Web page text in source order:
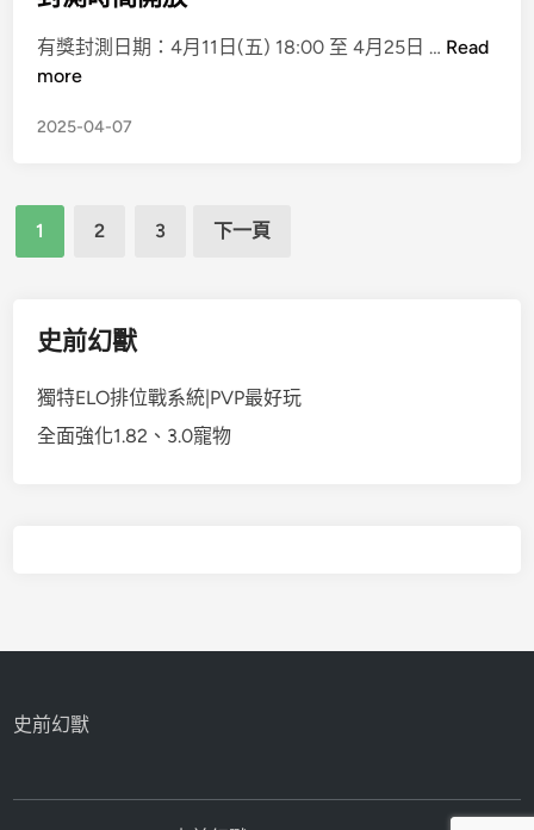
有獎封測日期：4月11日(五) 18:00 至 4月25日 … Read
more
2025-04-07
1 2 3 下一頁
史前幻獸
獨特ELO排位戰系統|PVP最好玩
全面強化1.82、3.0寵物
史前幻獸